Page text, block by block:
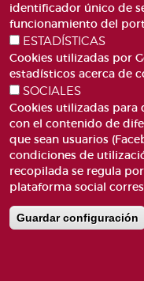
Pie
de
página
CANAL DE
GLOSARIO
MAPA WEB
identificador único de
funcionamiento del
ESTADÍSTICAS
Cookies utilizadas por
estadísticos acerca de
SOCIALES
Cookies utilizadas
con el contenido de
que sean usuarios
condiciones de
recopilada se regula
plataforma social
Guardar configuración